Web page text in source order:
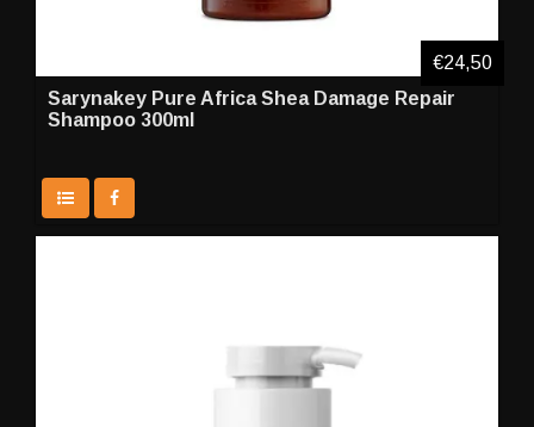
Sarynakey Pure Africa Shea Damage Repair
Shampoo 300ml
€24,50